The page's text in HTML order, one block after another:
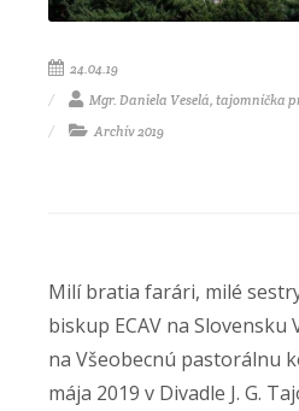
24.04.19
Mgr. Daniela Veselá, tajomníčka
Archív 2019
Milí bratia farári, milé
biskup ECAV na Slovensku
na Všeobecnú pastorálnu
mája 2019 v Divadle J. G.